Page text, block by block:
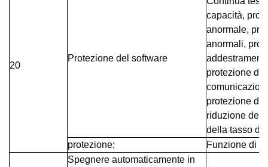
20
Protezione del software
capacità,
anormale,
anormali,
protezione
protezione
riduzione
della tasso di
protezione;
Funzione di
Spegnere automaticamente in